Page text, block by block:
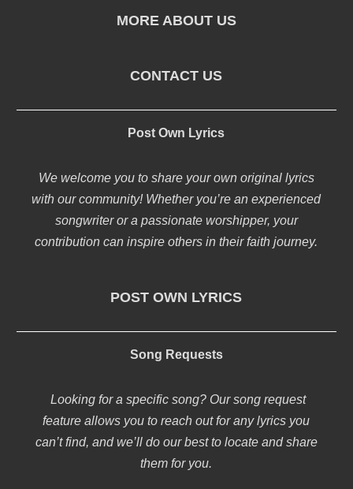
MORE ABOUT US
CONTACT US
Post Own Lyrics
We welcome you to share your own original lyrics
with our community! Whether you’re an experienced
songwriter or a passionate worshipper, your
contribution can inspire others in their faith journey.
POST OWN LYRICS
Song Requests
Looking for a specific song? Our song request
feature allows you to reach out for any lyrics you
can’t find, and we’ll do our best to locate and share
them for you.